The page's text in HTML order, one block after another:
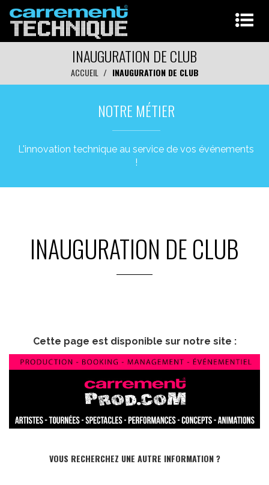
INAUGURATION DE CLUB
ACCUEIL INAUGURATION DE CLUB
NOTRE MÉTIER
L'innovation technique au service de vos événements
!
INAUGURATION DE CLUB
Cette page est disponible sur notre site :
VOUS RECHERCHEZ UNE AUTRE INFORMATION ?